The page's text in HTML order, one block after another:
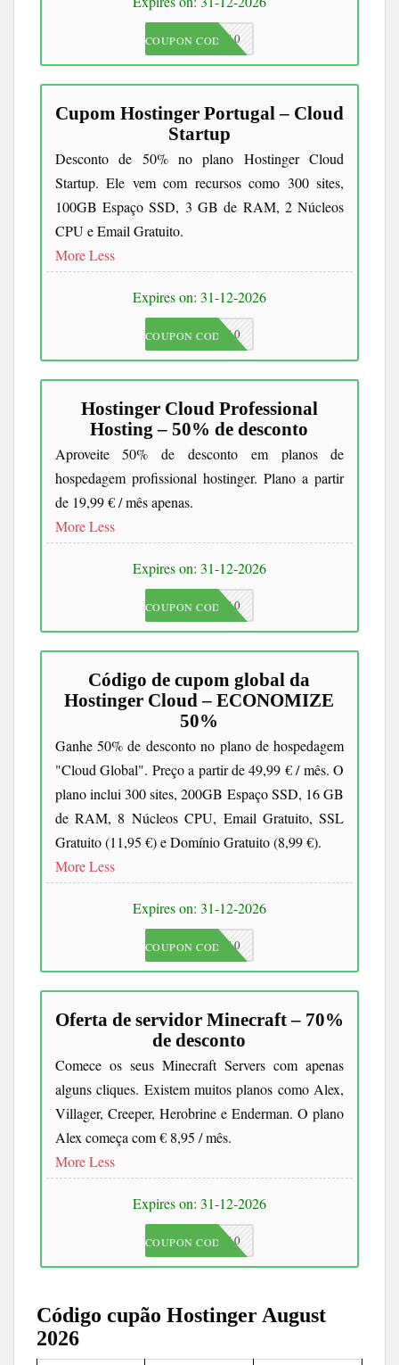
JKC10
COUPON CODE
Cupom Hostinger Portugal – Cloud
Startup
Desconto de 50% no plano Hostinger Cloud
Startup. Ele vem com recursos como 300 sites,
100GB Espaço SSD, 3 GB de RAM, 2 Núcleos
CPU e Email Gratuito.
More Less
Expires on: 31-12-2026
JKC10
COUPON CODE
Hostinger Cloud Professional
Hosting – 50% de desconto
Aproveite 50% de desconto em planos de
hospedagem profissional hostinger. Plano a partir
de 19,99 € / mês apenas.
More Less
Expires on: 31-12-2026
JKC10
COUPON CODE
Código de cupom global da
Hostinger Cloud – ECONOMIZE
50%
Ganhe 50% de desconto no plano de hospedagem
"Cloud Global". Preço a partir de 49,99 € / mês. O
plano inclui 300 sites, 200GB Espaço SSD, 16 GB
de RAM, 8 Núcleos CPU, Email Gratuito, SSL
Gratuito (11,95 €) e Domínio Gratuito (8,99 €).
More Less
Expires on: 31-12-2026
JKC10
COUPON CODE
Oferta de servidor Minecraft – 70%
de desconto
Comece os seus Minecraft Servers com apenas
alguns cliques. Existem muitos planos como Alex,
Villager, Creeper, Herobrine e Enderman. O plano
Alex começa com € 8,95 / mês.
More Less
Expires on: 31-12-2026
JKC10
COUPON CODE
Código cupão Hostinger August
2026